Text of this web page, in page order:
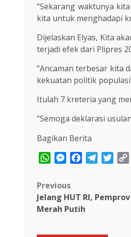
“Sekarang waktunya
kita untuk menghadapi
Dijelaskan Elyas, Kita
terjadi efek dari Plipres
“Ancaman terbesar kita
kekuatan politik
Itulah 7 kreteria yang
“Semoga deklarasi
Bagikan Berita
WhatsAppMessenger
Facebook
Post
navigation
Previous
Jelang HUT RI,
Merah Putih